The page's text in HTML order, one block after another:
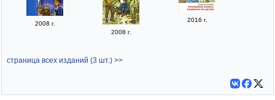
2008 г.
2008 г.
2016 г.
страница всех изданий (3 шт.) >>